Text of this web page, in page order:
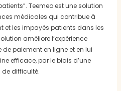
Teemeo est une solution
médicales qui contribue à
et les impayés patients dans les
améliore l’expérience
paiement en ligne et en lui
efficace, par le biais d’une
de difficulté.